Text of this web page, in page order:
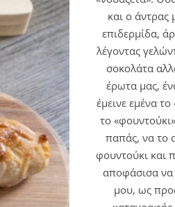
και ο
επιδερμίδα,
λέγοντας
σοκολάτα
έρωτα μας,
έμεινε εμένα
το
παπάς, να το
φουντούκι και
αποφάσισα να
μου, ως